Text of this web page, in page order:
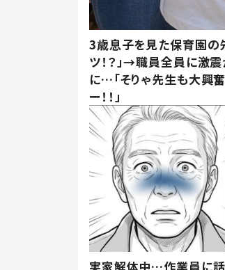
3歳息子を見た保育園の
ツ！？」→職員全員に激
に…「そりゃ先生も大興
ー！！」
実家解体中…作業員に話